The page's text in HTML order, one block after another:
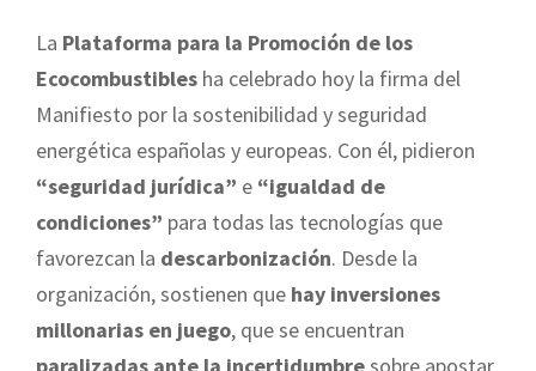
La Plataforma para la Promoción de los
Ecocombustibles ha celebrado hoy la firma del
Manifiesto por la sostenibilidad y seguridad
energética españolas y europeas. Con él, pidieron
“seguridad jurídica” e “igualdad de
condiciones” para todas las tecnologías que
favorezcan la descarbonización. Desde la
organización, sostienen que hay inversiones
millonarias en juego, que se encuentran